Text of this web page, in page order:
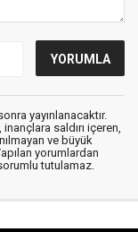
yayınlanacaktır.
saldırı içeren,
ve büyük
yorumlardan
tutulamaz.